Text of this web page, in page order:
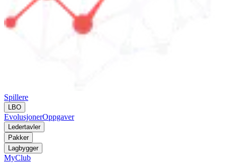
Spillere
LBO
EvolusjonerOppgaver
Ledertavler
Pakker
Lagbygger
MyClub